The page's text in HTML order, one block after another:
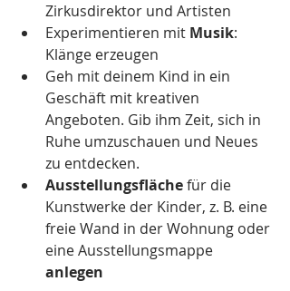
Zirkusdirektor und Artisten
Experimentieren mit Musik:
Klänge erzeugen
Geh mit deinem Kind in ein
Geschäft mit kreativen
Angeboten. Gib ihm Zeit, sich in
Ruhe umzuschauen und Neues
zu entdecken.
Ausstellungsfläche für die
Kunstwerke der Kinder, z. B. eine
freie Wand in der Wohnung oder
eine Ausstellungsmappe
anlegen